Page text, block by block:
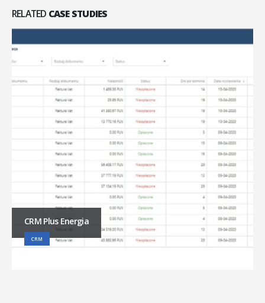
RELATED CASE STUDIES
CRM Plus Energia
CRM